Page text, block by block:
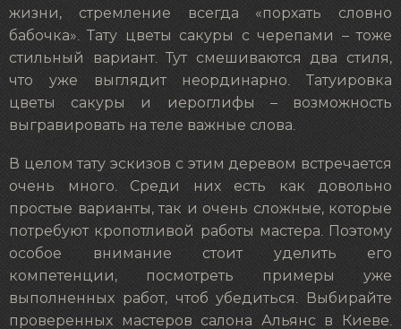
жизни, стремление всегда «порхать словно
бабочка». Тату цветы сакуры с черепами – тоже
стильный вариант. Тут смешиваются два стиля,
что уже выглядит неординарно. Татуировка
цветы сакуры и иероглифы – возможность
выгравировать на теле важные слова.
В целом тату эскизов с этим деревом встречается
очень много. Среди них есть как довольно
простые варианты, так и очень сложные, которые
потребуют кропотливой работы мастера. Поэтому
особое внимание стоит уделить его
компетенции, посмотреть примеры уже
выполненных работ, чтоб убедиться. Выбирайте
проверенных мастеров салона Альянс в Киеве.